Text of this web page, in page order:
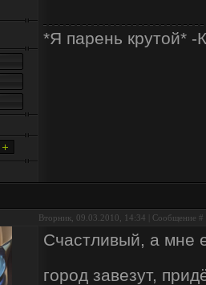
*Я парень крутой* -
Вторник, 09.03.2010, 14:34 | Сообщение #
Счастливый, а мне
город завезут,